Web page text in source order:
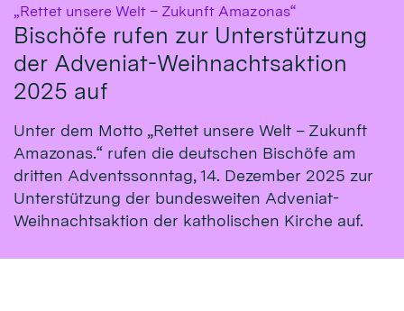
„Rettet unsere Welt – Zukunft Amazonas“
Bischöfe rufen zur Unterstützung
der Adveniat-Weihnachtsaktion
2025 auf
Unter dem Motto „Rettet unsere Welt – Zukunft
Amazonas.“ rufen die deutschen Bischöfe am
dritten Adventssonntag, 14. Dezember 2025 zur
Unterstützung der bundesweiten Adveniat-
Weihnachtsaktion der katholischen Kirche auf.